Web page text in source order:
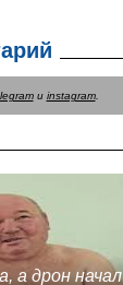
и instagram.
а дрон начал